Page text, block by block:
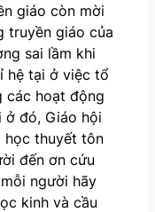
giáo còn mời
truyền giáo của
sai lầm khi
hệ tại ở việc tổ
các hoạt động
ở đó, Giáo hội
học thuyết tôn
đến ơn cứu
người hãy
kinh và cầu